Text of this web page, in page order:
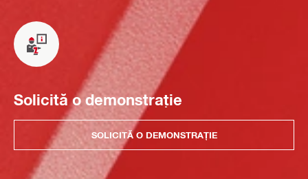
Solicită o demonstrație
SOLICITĂ O DEMONSTRAȚIE